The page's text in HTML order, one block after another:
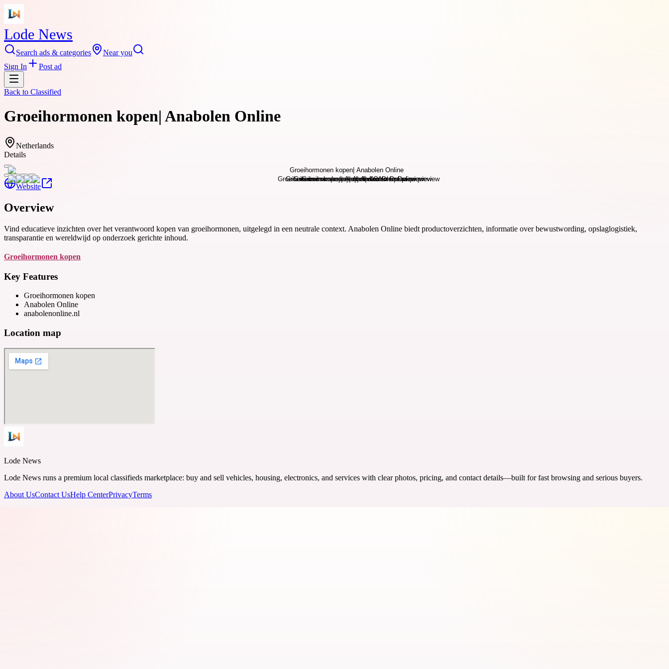
Lode News
Search ads & categories
Near you
Sign In
Post ad
Back to Classified
Groeihormonen kopen| Anabolen Online
Netherlands
Details
Website
Overview
Vind educatieve inzichten over het verantwoord kopen van groeihormonen, uitgelegd in een neutrale context. Anabolen Online biedt productoverzichten, informatie over bewustwording, opslaglogistiek,
transparantie en wereldwijd op onderzoek gerichte inhoud.
Groeihormonen kopen
Key Features
Groeihormonen kopen
Anabolen Online
anabolenonline.nl
Location map
Lode News
Lode News runs a premium local classifieds marketplace: buy and sell vehicles, housing, electronics, and services with clear photos, pricing, and contact details—built for fast browsing and serious buyers.
About UsContact UsHelp CenterPrivacyTerms